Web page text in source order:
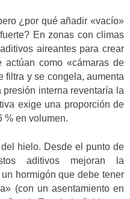
¿por qué añadir «vacío»
En zonas con climas
aireantes para crear
actúan como «cámaras de
filtra y se congela, aumenta
interna reventaría la
exige una proporción de
% en volumen.
hielo. Desde el punto de
aditivos mejoran la
hormigón que debe tener
(con un asentamiento en